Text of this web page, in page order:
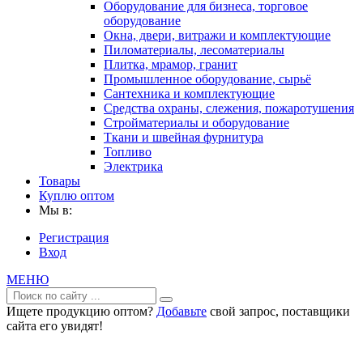
Оборудование для бизнеса, торговое
оборудование
Окна, двери, витражи и комплектующие
Пиломатериалы, лесоматериалы
Плитка, мрамор, гранит
Промышленное оборудование, сырьё
Сантехника и комплектующие
Средства охраны, слежения, пожаротушения
Стройматериалы и оборудование
Ткани и швейная фурнитура
Топливо
Электрика
Товары
Куплю оптом
Мы в:
Регистрация
Вход
МЕНЮ
Ищете продукцию оптом? Добавьте свой запрос, поставщики
сайта его увидят!